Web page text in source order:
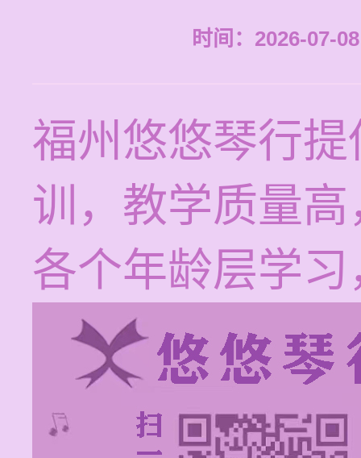
时间：2026-07-
福州悠悠琴行
训，教学质量
各个年龄层学